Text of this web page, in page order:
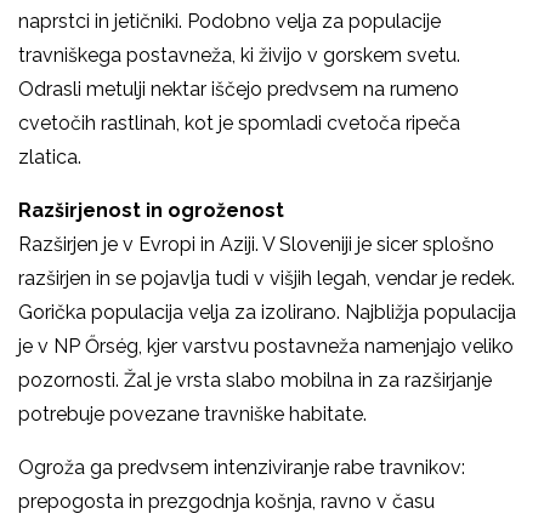
naprstci in jetičniki. Podobno velja za populacije
travniškega postavneža, ki živijo v gorskem svetu.
Odrasli metulji nektar iščejo predvsem na rumeno
cvetočih rastlinah, kot je spomladi cvetoča ripeča
zlatica.
Razširjenost in ogroženost
Razširjen je v Evropi in Aziji. V Sloveniji je sicer splošno
razširjen in se pojavlja tudi v višjih legah, vendar je redek.
Gorička populacija velja za izolirano. Najbližja populacija
je v NP Őrség, kjer varstvu postavneža namenjajo veliko
pozornosti. Žal je vrsta slabo mobilna in za razširjanje
potrebuje povezane travniške habitate.
Ogroža ga predvsem intenziviranje rabe travnikov:
prepogosta in prezgodnja košnja, ravno v času